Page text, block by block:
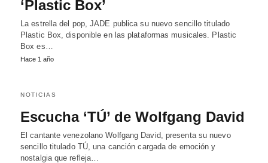
‘Plastic Box’
La estrella del pop, JADE publica su nuevo sencillo titulado
Plastic Box, disponible en las plataformas musicales. Plastic
Box es…
Hace 1 año
NOTICIAS
Escucha ‘TÚ’ de Wolfgang David
El cantante venezolano Wolfgang David, presenta su nuevo
sencillo titulado TÚ, una canción cargada de emoción y
nostalgia que refleja…